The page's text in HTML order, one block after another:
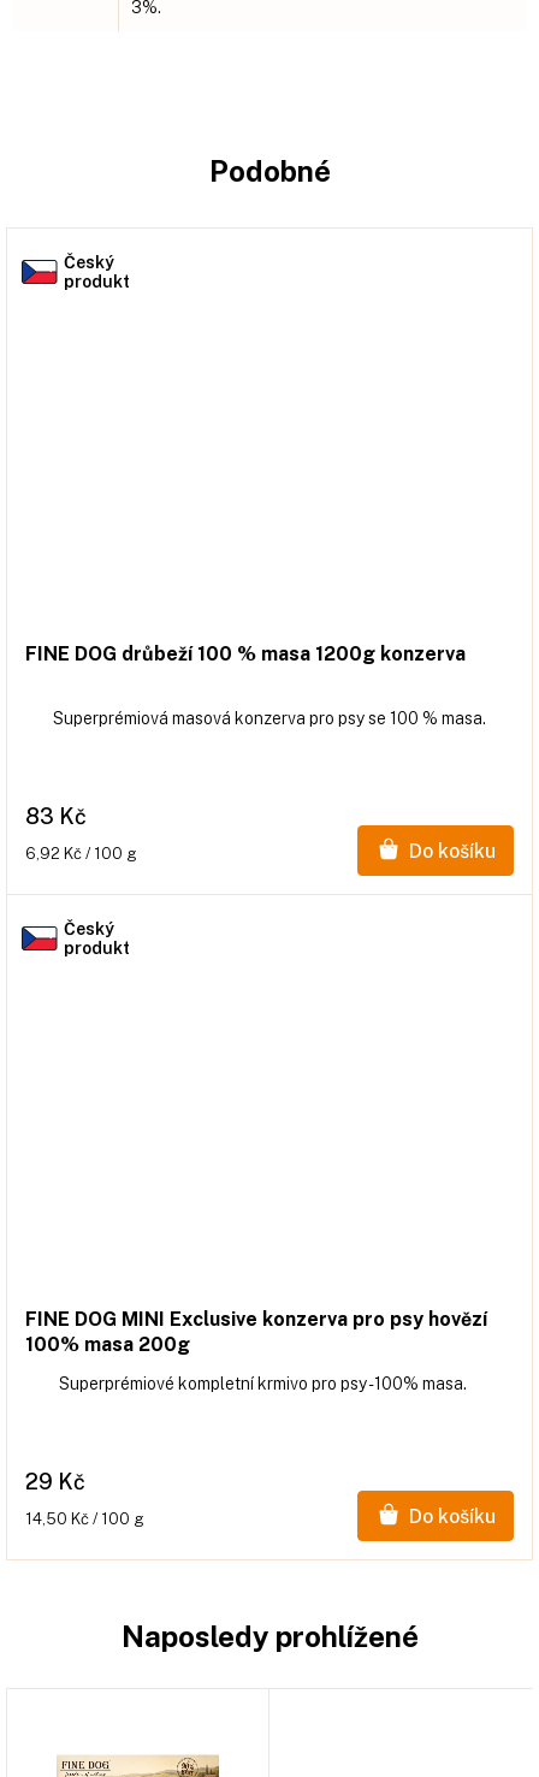
3%.
Podobné
Český
produkt
FINE DOG drůbeží 100 % masa 1200g konzerva
83 Kč
Měrná
6,92 Kč / 100 g Do košíku
Superprémiová masová konzerva pro psy se 100 % masa.
Český
produkt
FINE DOG MINI Exclusive konzerva pro psy hovězí
100% masa 200g
29 Kč
Měrná
14,50 Kč / 100 g Do košíku
Superprémiové kompletní krmivo pro psy - 100% masa.
Naposledy prohlížené